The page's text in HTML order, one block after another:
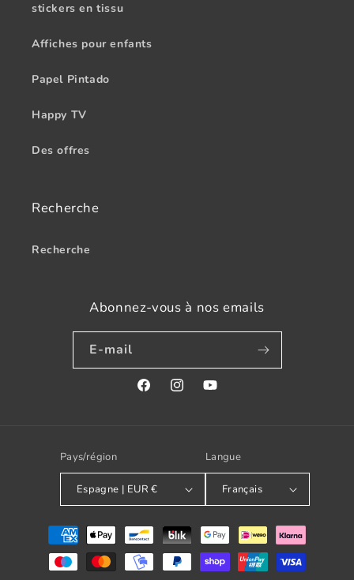
stickers en tissu
Affiches pour enfants
Papel Pintado
Happy TV
Des offres
Recherche
Recherche
Abonnez-vous à nos emails
E-mail
FacebookInstagramYouTube
Pays/région
Espagne | EUR €
Langue
Français
Modes
paiement